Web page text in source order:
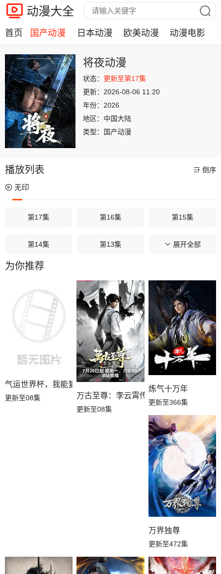
动漫大全
首页 国产动漫 日本动漫 欧美动漫 动漫电影
将夜动漫
状态： 更新至第17集
更新： 2026-08-06 11:20
年份： 2026
地区： 中国大陆
类型：
国产动漫
播放列表 倒序
无印
第17集 第16集 第15集
第14集 第13集 第12集
第11集
第07集 第06集
第05集 第04集 第03集
第02集 第01集
展开全部
为你推荐
气运世界杯，我能复制所有球星技能
更新至08集 万古至尊：李云霄传
更新至08集
炼气十万年
更新至366集
万界独尊
更新至472集